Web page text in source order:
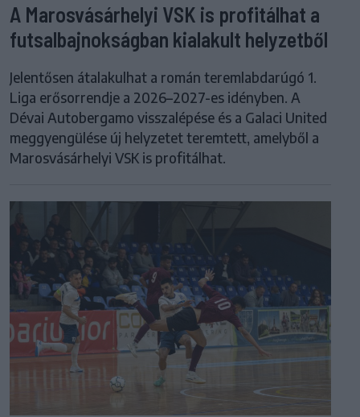
A Marosvásárhelyi VSK is profitálhat a
futsalbajnokságban kialakult helyzetből
Jelentősen átalakulhat a román teremlabdarúgó 1.
Liga erősorrendje a 2026–2027-es idényben. A
Dévai Autobergamo visszalépése és a Galaci United
meggyengülése új helyzetet teremtett, amelyből a
Marosvásárhelyi VSK is profitálhat.